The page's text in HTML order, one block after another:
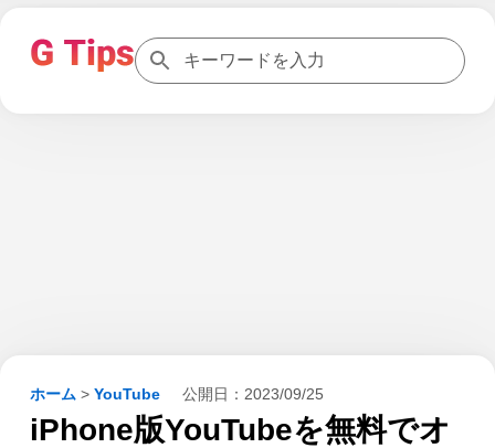
ホーム > YouTube 公開日： 2023/09/25
iPhone版YouTubeを無料でオ